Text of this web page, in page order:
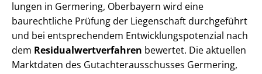
lun­gen in Germering, Oberbayern wird eine
baurechtliche Prüfung der Liegenschaft durchgeführt
und bei entsprechendem Ent­wick­lungs­po­ten­zi­al nach
dem Re­si­du­al­wert­ver­fah­ren bewertet. Die aktuellen
Marktdaten des Gut­ach­ter­aus­schus­ses Germering,